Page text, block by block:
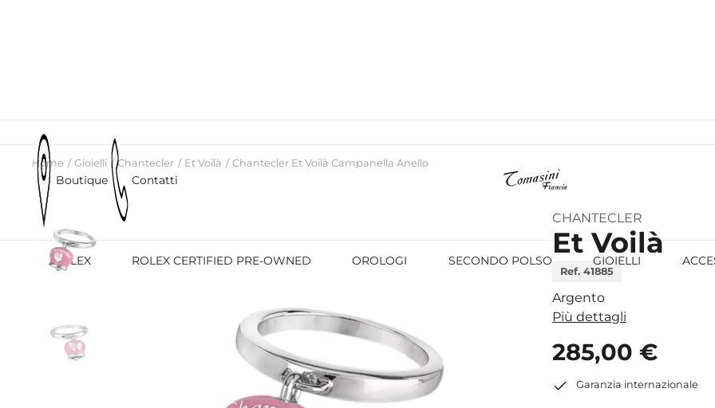
Boutique Contatti
ROLEX ROLEX CERTIFIED PRE-OWNED OROLOGI SECONDO POLSO GIOIELLI
Home Gioielli Chantecler Et Voilà Chantecler Et Voilà Campanella Anello
CHANTECLER
Et Voilà
Ref. 41885
Argento
Più dettagli
285,00 €
Garanzia internazionale